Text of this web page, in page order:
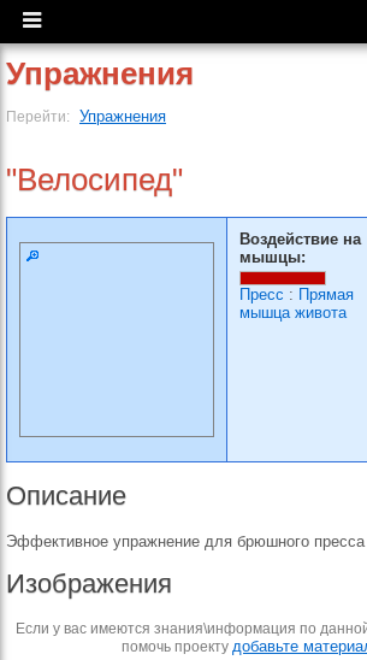
Упражнения
Перейти: Упражнения
"Велосипед"
Воздействие на
мышцы:
Пресс : Прямая
мышца живота
Описание
Эффективное упражнение для брюшного пресса
Изображения
Если у вас имеются знания\информация по
помочь проекту добавьте